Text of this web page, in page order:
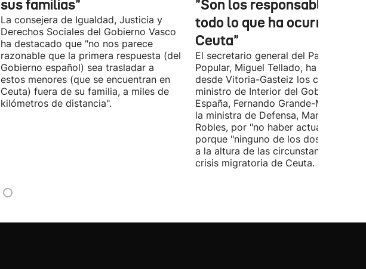
sus familias"
La consejera de Igualdad, Justicia y
Derechos Sociales del Gobierno Vasco
ha destacado que "no nos parece
razonable que la primera respuesta (del
Gobierno español) sea trasladar a
estos menores (que se encuentran en
Ceuta) fuera de su familia, a miles de
kilómetros de distancia".
"Son los responsables de
todo lo que ha ocurrido en
Ceuta"
El secretario general del Partido
Popular, Miguel Tellado, ha exigido
desde Vitoria-Gasteiz los ceses del
ministro de Interior del Gobierno de
España, Fernando Grande-Marlaska, y
la ministra de Defensa, Margarita
Robles, por "no haber actuado" y
porque "ninguno de los dos ha
a la altura de las circunstancias" ante
crisis migratoria de Ceuta.